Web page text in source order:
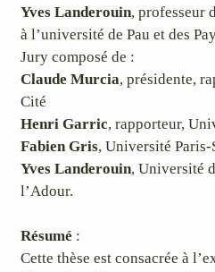
Yves Landerouin, professeur
à l’université de Pau et des
Jury composé de :
Claude Murcia, présidente,
Cité
Henri Garric, rapporteur,
Fabien Gris, Université Paris-
Yves Landerouin, Université
l’Adour.
Résumé :
Cette thèse est consacrée à